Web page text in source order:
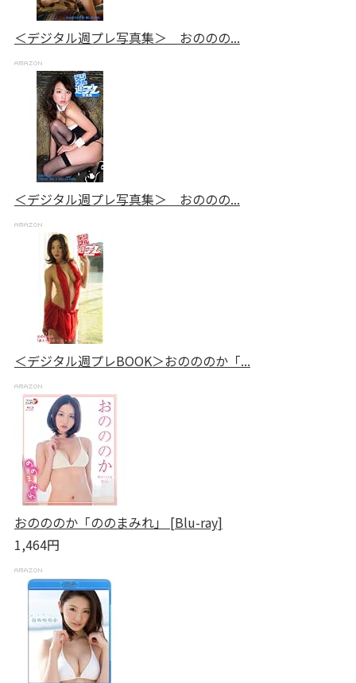
＜デジタル週プレ写真集＞ おののの...
＜デジタル週プレ写真集＞ おののの...
＜デジタル週プレBOOK＞おのののか「...
おのののか「ののまみれ」 [Blu-ray]
1,464円